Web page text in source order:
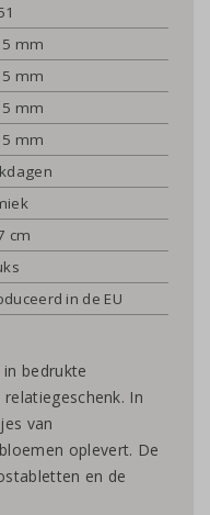
mm
mm
mm
mm
cm
in de EU
bedrukte
In
van
oplevert. De
en de